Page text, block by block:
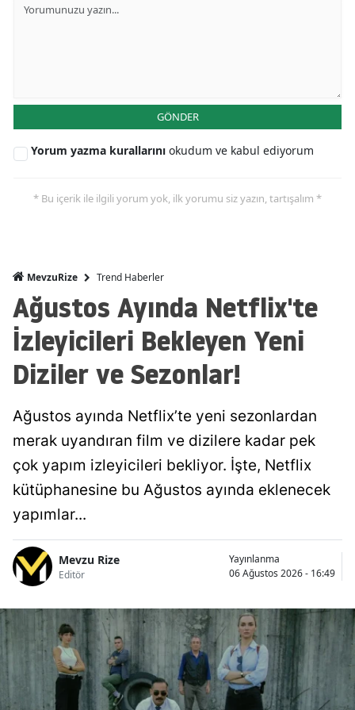
GÖNDER
Yorum yazma kurallarını okudum ve kabul ediyorum
* Bu içerik ile ilgili yorum yok, ilk yorumu siz yazın, tartışalım *
MevzuRize Trend Haberler
Ağustos Ayında Netflix'te
İzleyicileri Bekleyen Yeni
Diziler ve Sezonlar!
Ağustos ayında Netflix’te yeni sezonlardan
merak uyandıran film ve dizilere kadar pek
çok yapım izleyicileri bekliyor. İşte, Netflix
kütüphanesine bu Ağustos ayında eklenecek
yapımlar...
Mevzu Rize
Editör
Yayınlanma
06 Ağustos 2026 - 16:49